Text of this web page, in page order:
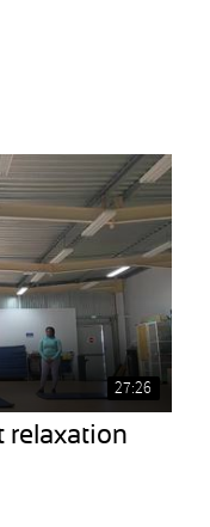
27:26
relaxation